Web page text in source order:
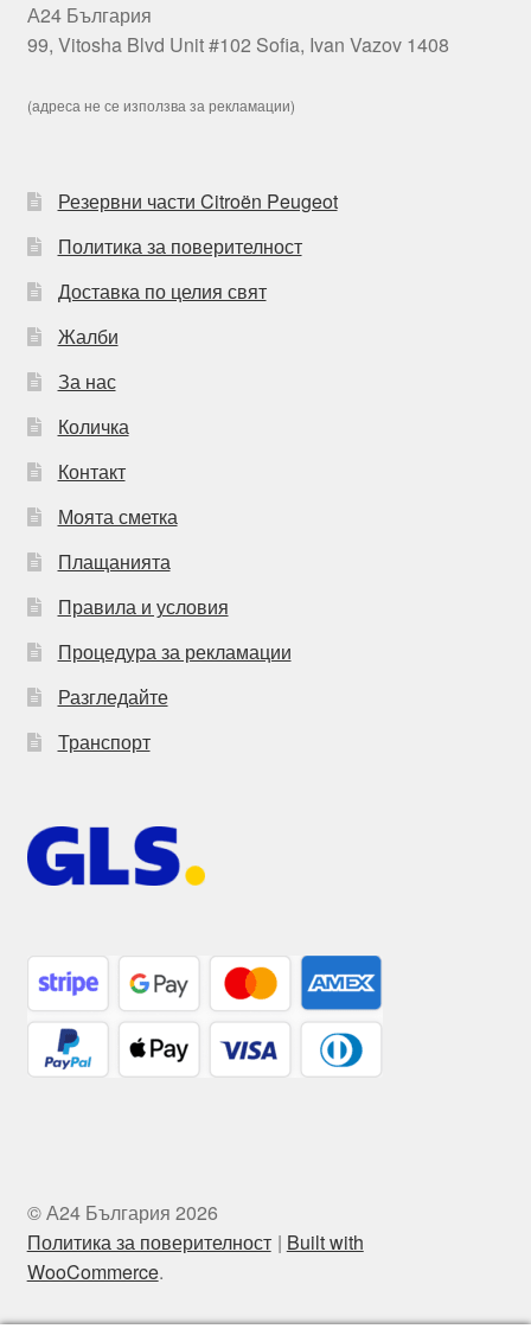
А24 България
99, Vitosha Blvd Unit #102 Sofia, Ivan Vazov 1408
(адреса не се използва за рекламации)
Резервни части Citroën Peugeot
Политика за поверителност
Доставка по целия свят
Жалби
За нас
Количка
Контакт
Моята сметка
Плащанията
Правила и условия
Процедура за рекламации
Разгледайте
Транспорт
© А24 България 2026
Политика за поверителност
Built with
WooCommerce.